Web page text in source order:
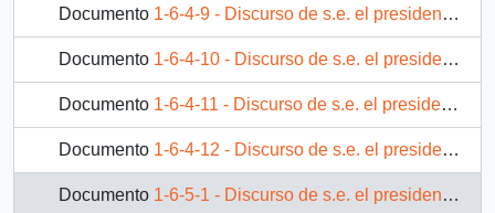
Documento 1-6-4-9 - Discurso de s.e. el presidente de la república, D. Patricio Aylwin Azócar, en clausura del encuentro nacional de la empresa — ENADE '93
Documento 1-6-4-10 - Discurso de s.e. el presidente de la república, D. Patricio Aylwin Azócar, en inauguración del consultorio Juanita Aguirre, del servicio de salud metropolitano norte – Conchalí.
Documento 1-6-4-11 - Discurso de s.e. el presidente de la república, D. Patricio Aylwin Azócar, en inauguración del consultorio de salud.
Documento 1-6-4-12 - Discurso de s.e. el presidente de la república, D. Patricio Aylwin Azócar, en acto anual de la sociedad de fomento fabril - SOFOFA
Documento 1-6-5-1 - Discurso de s.e. el presidente de la república, D. Patricio Aylwin Azócar, cena en honor del señor canciller federal de Austria, D. Franz Vranitzky